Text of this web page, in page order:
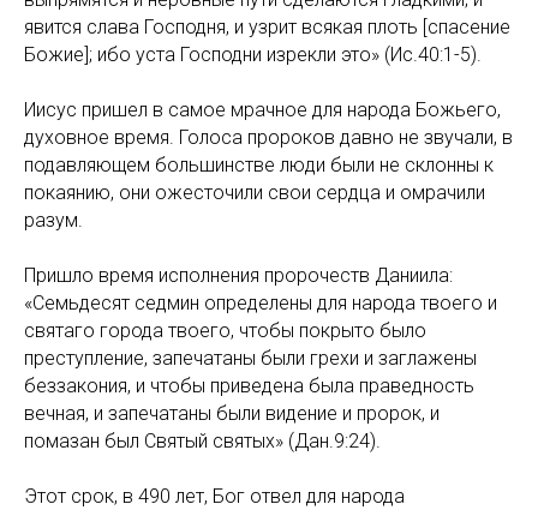
явится слава Господня, и узрит всякая плоть [спасение
Божие]; ибо уста Господни изрекли это» (Ис.40:1-5).
Иисус пришел в самое мрачное для народа Божьего,
духовное время. Голоса пророков давно не звучали, в
подавляющем большинстве люди были не склонны к
покаянию, они ожесточили свои сердца и омрачили
разум.
Пришло время исполнения пророчеств Даниила:
«Семьдесят седмин определены для народа твоего и
святаго города твоего, чтобы покрыто было
преступление, запечатаны были грехи и заглажены
беззакония, и чтобы приведена была праведность
вечная, и запечатаны были видение и пророк, и
помазан был Святый святых» (Дан.9:24).
Этот срок, в 490 лет, Бог отвел для народа